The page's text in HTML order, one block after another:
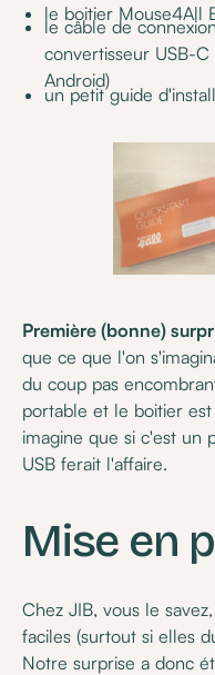
le boitier Mouse4All
le câble de
convertisseur USB-
Android)
un petit guide
Première (bonne)
que ce que l'on
du coup pas
portable et le boitier
imagine que si c'est un
USB ferait l'affaire.
Mise en
Chez JIB, vous le
faciles (surtout si elles
Notre surprise a donc